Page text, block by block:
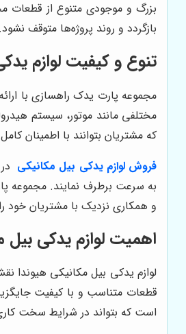
بزرگ و موجودی متنوع از قطعات
بازگردد و روند پروژه‌ها متوقف
تنوع و کیفیت لوازم
مجموعه پارت یدک راهسازی با
مختلفی مانند موتور، سیستم
که مشتریان بتوانند با اطمینان
فروشلوازم یدکی بیل مکانیکی
به سرعت برطرف نمایند. مجموعه
و همکاری نزدیک با مشتریان خود
اهمیت لوازم یدکی بیل
لوازم یدکی بیل مکانیکی هیوندا
قطعات متناسب و با کیفیت
است که بتواند در شرایط سخت